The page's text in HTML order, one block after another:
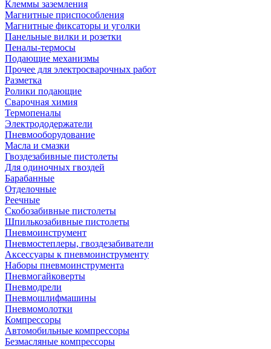
Клеммы заземления
Магнитные приспособления
Магнитные фиксаторы и уголки
Панельные вилки и розетки
Пеналы-термосы
Подающие механизмы
Прочее для электросварочных работ
Разметка
Ролики подающие
Сварочная химия
Термопеналы
Электрододержатели
Пневмооборудование
Масла и смазки
Гвоздезабивные пистолеты
Для одиночных гвоздей
Барабанные
Отделочные
Реечные
Скобозабивные пистолеты
Шпилькозабивные пистолеты
Пневмоинструмент
Пневмостеплеры, гвоздезабиватели
Аксессуары к пневмоинструменту
Наборы пневмоинструмента
Пневмогайковерты
Пневмодрели
Пневмошлифмашины
Пневмомолотки
Компрессоры
Автомобильные компрессоры
Безмасляные компрессоры